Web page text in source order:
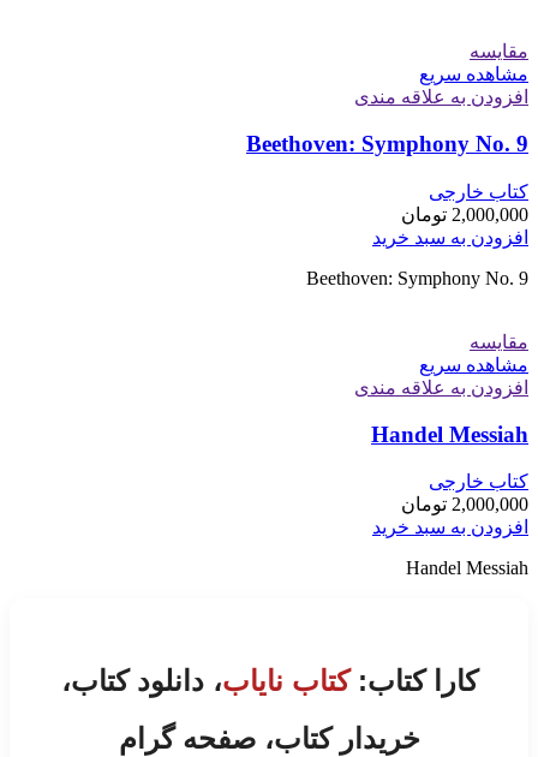
مقایسه
مشاهده سریع
افزودن به علاقه مندی
Beethoven: Symphony No. 9
کتاب خارجی
2,000,000 تومان
افزودن به سبد خرید
Beethoven: Symphony No. 9
مقایسه
مشاهده سریع
افزودن به علاقه مندی
Handel Messiah
کتاب خارجی
2,000,000 تومان
افزودن به سبد خرید
Handel Messiah
کارا کتاب:کتاب نایاب، دانلود کتاب،
خریدار کتاب، صفحه گرام